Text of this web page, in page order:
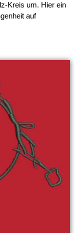
Kreis um. Hier ein
auf